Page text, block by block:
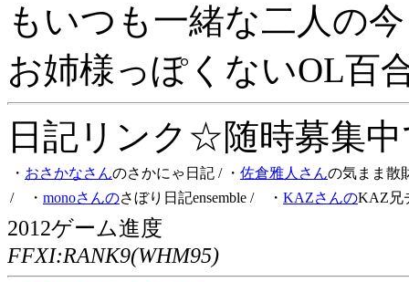
もいつも一緒な二人の
お姉様っぽくないOL百
日記リンク☆随時募集
・ おさかなさんのさかにゃ日記 / ・ 佐倉雅人さんの気まま散
/ ・ monoさんのさぼり日記ensemble / ・ KAZさんのKAZ兄
2012ゲーム進度
FFXI:RANK9(WHM95)